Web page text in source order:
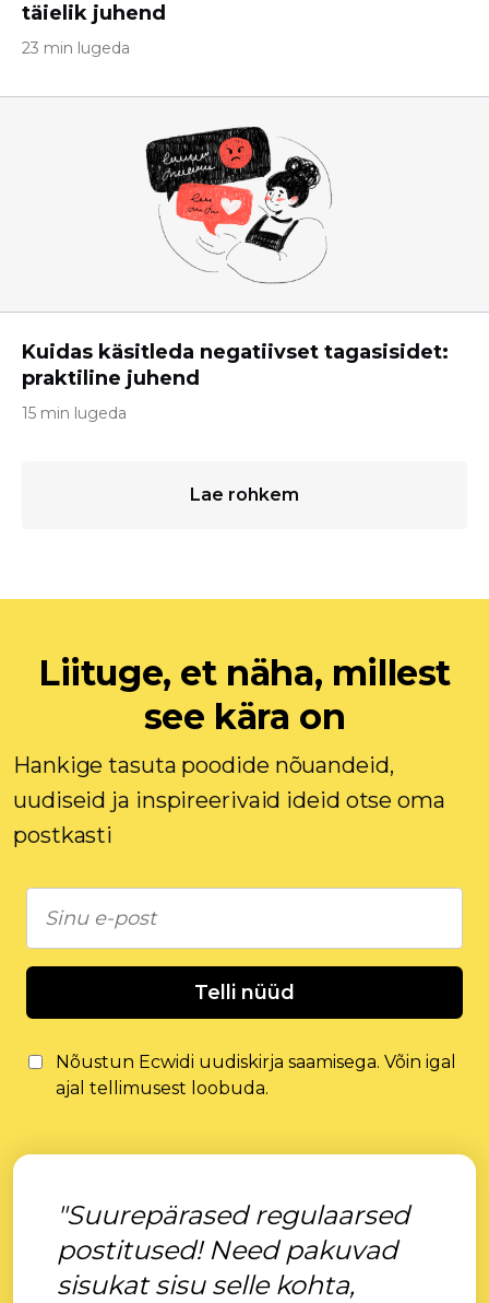
täielik juhend
23 min lugeda
Kuidas käsitleda negatiivset tagasisidet:
praktiline juhend
15 min lugeda
Lae rohkem
Liituge, et näha, millest
see kära on
Hankige tasuta poodide nõuandeid,
uudiseid ja inspireerivaid ideid otse oma
postkasti
Telli nüüd
Nõustun Ecwidi uudiskirja saamisega. Võin igal
ajal tellimusest loobuda.
"Suurepärased regulaarsed
postitused! Need pakuvad
sisukat sisu selle kohta,